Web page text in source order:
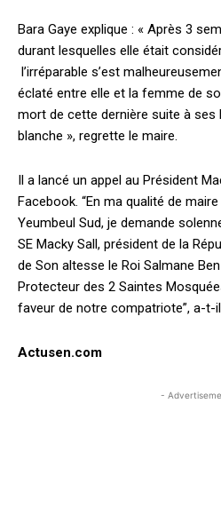
Bara Gaye explique : « Après 3
durant lesquelles elle était
l’irréparable s’est
éclaté entre elle et la femme de
mort de cette dernière suite à ses
blanche », regrette le maire.
Il a lancé un appel au Président
Facebook. “En ma qualité de
Yeumbeul Sud, je demande
SE Macky Sall, président de la
de Son altesse le Roi Salmane
Protecteur des 2 Saintes
faveur de notre compatriote”, a-t-
Actusen.com
-